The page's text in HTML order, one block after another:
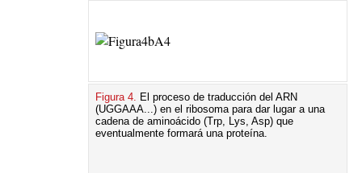
Figura 4. El proceso de traducción del ARN
(UGGAAA...) en el ribosoma para dar lugar a una
cadena de aminoácido (Trp, Lys, Asp) que
eventualmente formará una proteína.